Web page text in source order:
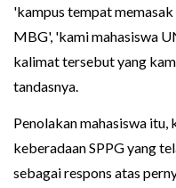
'kampus tempat
MBG', 'kami mahasiswa
kalimat tersebut yang
tandasnya.
Penolakan mahasiswa itu,
keberadaan SPPG yang
sebagai respons atas